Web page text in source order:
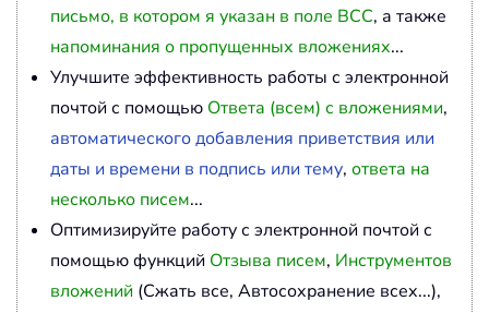
письмо, в котором я указан в поле BCC, а также
напоминания о пропущенных вложениях...
Улучшите эффективность работы с электронной
почтой с помощью Ответа (всем) с вложениями,
автоматического добавления приветствия или
даты и времени в подпись или тему, ответа на
несколько писем...
Оптимизируйте работу с электронной почтой с
помощью функций Отзыва писем, Инструментов
вложений (Сжать все, Автосохранение всех...),